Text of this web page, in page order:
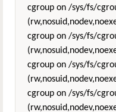
cgroup on /sys/fs/
cgroup on /sys/fs/
cgroup on /sys/fs/
cgroup on /sys/fs/